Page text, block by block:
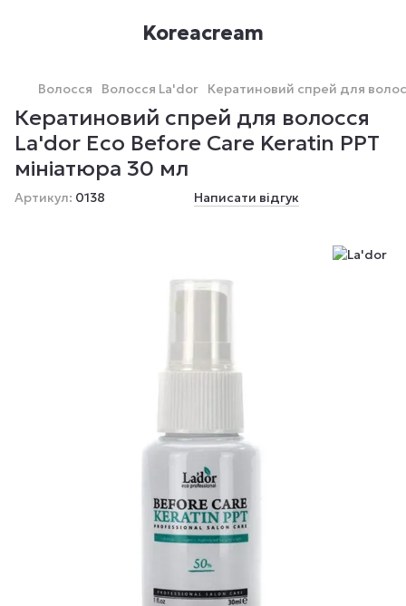
Koreacream
Волосся Волосся La'dor Кератиновий спрей для
Кератиновий спрей для волосся
La'dor Eco Before Care Keratin PPT
мініатюра 30 мл
Артикул: 0138 Написати відгук